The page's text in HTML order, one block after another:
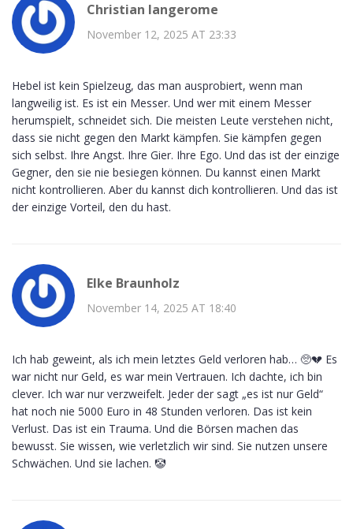
Christian langerome
November 12, 2025 AT 23:33
Hebel ist kein Spielzeug, das man ausprobiert, wenn man
langweilig ist. Es ist ein Messer. Und wer mit einem Messer
herumspielt, schneidet sich. Die meisten Leute verstehen nicht,
dass sie nicht gegen den Markt kämpfen. Sie kämpfen gegen
sich selbst. Ihre Angst. Ihre Gier. Ihre Ego. Und das ist der einzige
Gegner, den sie nie besiegen können. Du kannst einen Markt
nicht kontrollieren. Aber du kannst dich kontrollieren. Und das ist
der einzige Vorteil, den du hast.
Elke Braunholz
November 14, 2025 AT 18:40
Ich hab geweint, als ich mein letztes Geld verloren hab… 🥺💔 Es
war nicht nur Geld, es war mein Vertrauen. Ich dachte, ich bin
clever. Ich war nur verzweifelt. Jeder der sagt „es ist nur Geld“
hat noch nie 5000 Euro in 48 Stunden verloren. Das ist kein
Verlust. Das ist ein Trauma. Und die Börsen machen das
bewusst. Sie wissen, wie verletzlich wir sind. Sie nutzen unsere
Schwächen. Und sie lachen. 🤡